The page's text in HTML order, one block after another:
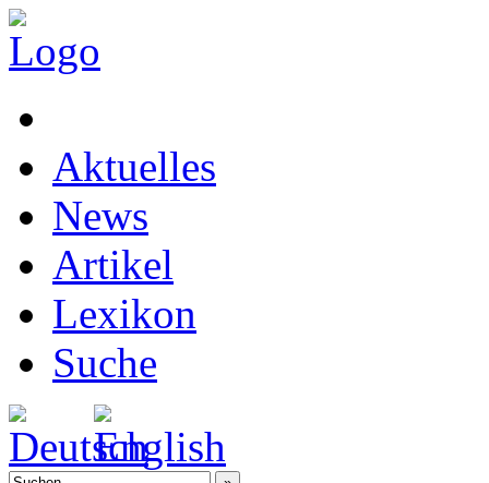
Aktuelles
News
Artikel
Lexikon
Suche